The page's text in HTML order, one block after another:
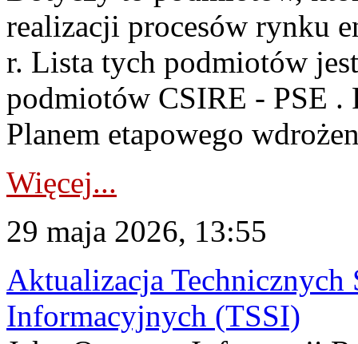
realizacji procesów rynku
r. Lista tych podmiotów
podmiotów CSIRE - PSE .
Planem etapowego
Więcej...
29 maja 2026, 13:55
Aktualizacja Technicznych
Informacyjnych (TSSI)